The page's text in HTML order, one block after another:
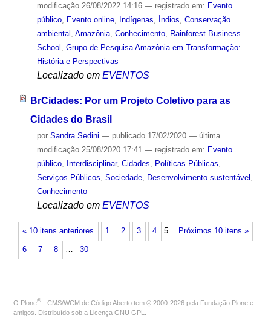
modificação26/08/2022 14:16 — registrado em: Evento
público, Evento online, Indígenas Índios Conservação
ambiental Amazônia, Conhecimento, Rainforest Business
School Grupo de Pesquisa Amazônia em Transformação:
História e Perspectivas
Localizado em EVENTOS
BrCidades: Por um Projeto Coletivo para as
Cidades do Brasil
por Sandra Sedini — publicado17/02/2020 — última
modificação25/08/2020 17:41 — registrado em: Evento
público, Interdisciplinar, Cidades, Políticas Públicas,
Serviços Públicos, Sociedade, Desenvolvimento sustentável ,
Conhecimento
Localizado em EVENTOS
« 10 itens anteriores Próximos 10 itens »
1 2 3 4 5
6 7 8 … 30
O Plone® - CMS/WCM de Código Aberto tem © 2000-2026 pela Fundação Plone e
amigos. Distribuído sob a Licença GNU GPL